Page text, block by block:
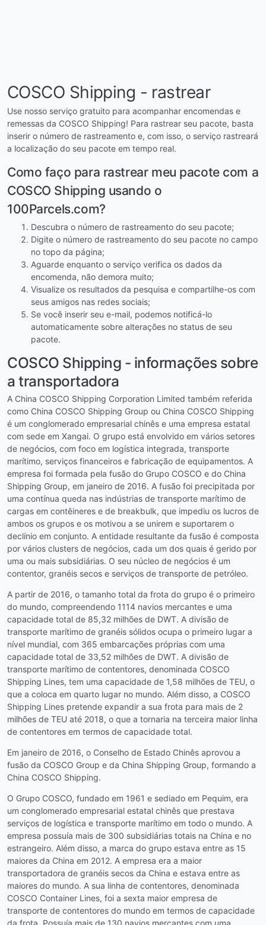
COSCO Shipping - rastrear
Use nosso serviço gratuito para acompanhar encomendas e
remessas da COSCO Shipping! Para rastrear seu pacote, basta
inserir o número de rastreamento e, com isso, o serviço rastreará
a localização do seu pacote em tempo real.
Como faço para rastrear meu pacote com a
COSCO Shipping usando o
100Parcels.com?
Descubra o número de rastreamento do seu pacote;
Digite o número de rastreamento do seu pacote no campo
no topo da página;
Aguarde enquanto o serviço verifica os dados da
encomenda, não demora muito;
Visualize os resultados da pesquisa e compartilhe-os com
seus amigos nas redes sociais;
Se você inserir seu e-mail, podemos notificá-lo
automaticamente sobre alterações no status de seu
pacote.
COSCO Shipping - informações sobre
a transportadora
A China COSCO Shipping Corporation Limited também referida
como China COSCO Shipping Group ou China COSCO Shipping
é um conglomerado empresarial chinês e uma empresa estatal
com sede em Xangai. O grupo está envolvido em vários setores
de negócios, com foco em logística integrada, transporte
marítimo, serviços financeiros e fabricação de equipamentos. A
empresa foi formada pela fusão do Grupo COSCO e do China
Shipping Group, em janeiro de 2016. A fusão foi precipitada por
uma contínua queda nas indústrias de transporte marítimo de
cargas em contêineres e de breakbulk, que impediu os lucros de
ambos os grupos e os motivou a se unirem e suportarem o
declínio em conjunto. A entidade resultante da fusão é composta
por vários clusters de negócios, cada um dos quais é gerido por
uma ou mais subsidiárias. O seu núcleo de negócios é um
contentor, granéis secos e serviços de transporte de petróleo.
A partir de 2016, o tamanho total da frota do grupo é o primeiro
do mundo, compreendendo 1114 navios mercantes e uma
capacidade total de 85,32 milhões de DWT. A divisão de
transporte marítimo de granéis sólidos ocupa o primeiro lugar a
nível mundial, com 365 embarcações próprias com uma
capacidade total de 33,52 milhões de DWT. A divisão de
transporte marítimo de contentores, denominada COSCO
Shipping Lines, tem uma capacidade de 1,58 milhões de TEU, o
que a coloca em quarto lugar no mundo. Além disso, a COSCO
Shipping Lines pretende expandir a sua frota para mais de 2
milhões de TEU até 2018, o que a tornaria na terceira maior linha
de contentores em termos de capacidade total.
Em janeiro de 2016, o Conselho de Estado Chinês aprovou a
fusão da COSCO Group e da China Shipping Group, formando a
China COSCO Shipping.
O Grupo COSCO, fundado em 1961 e sediado em Pequim, era
um conglomerado empresarial estatal chinês que prestava
serviços de logística e transporte marítimo em todo o mundo. A
empresa possuía mais de 300 subsidiárias totais na China e no
estrangeiro. Além disso, a marca do grupo estava entre as 15
maiores da China em 2012. A empresa era a maior
transportadora de granéis secos da China e estava entre as
maiores do mundo. A sua linha de contentores, denominada
COSCO Container Lines, foi a sexta maior empresa de
transporte de contentores do mundo em termos de capacidade